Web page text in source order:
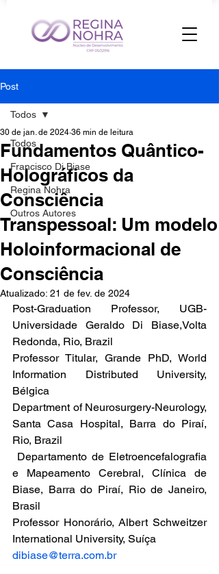
Post
Todos
Francisco Di Biase
Regina Nohra
Outros Autores
Todos
Fundamentos Quântico-
Holográficos da
Consciência
Transpessoal: Um modelo
Holoinformacional de
Consciência
30 de jan. de 2024 36 min de leitura
Atualizado: 21 de fev. de 2024
Post-Graduation Professor, UGB-
Universidade Geraldo Di Biase,Volta
Redonda, Rio, Brazil
Professor Titular, Grande PhD, World
Information Distributed University,
Bélgica
Department of Neurosurgery-Neurology,
Santa Casa Hospital, Barra do Piraí,
Rio, Brazil
Departamento de Eletroencefalografia
e Mapeamento Cerebral, Clínica de
Biase, Barra do Piraí, Rio de Janeiro,
Brasil
Professor Honorário, Albert Schweitzer
International University, Suíça
dibiase@terra.com.br